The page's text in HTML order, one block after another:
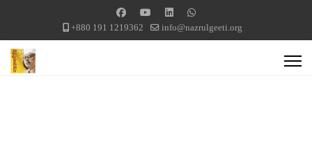
+880 191 1219362 info@nazrulgeeti.org